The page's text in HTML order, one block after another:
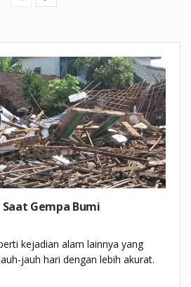
Gempa Bumi
kejadian alam lainnya yang
jauh hari dengan lebih akurat.